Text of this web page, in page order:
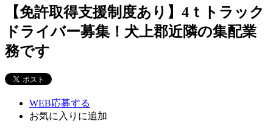
【免許取得支援制度あり】4ｔトラック
ドライバー募集！犬上郡近隣の集配業
務です
WEB応募する
お気に入り に追加